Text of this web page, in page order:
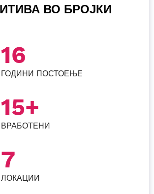
ВО БРОЈКИ
16
ГОДИНИ ПОСТОЕЊЕ
15+
ВРАБОТЕНИ
7
ЛОКАЦИИ